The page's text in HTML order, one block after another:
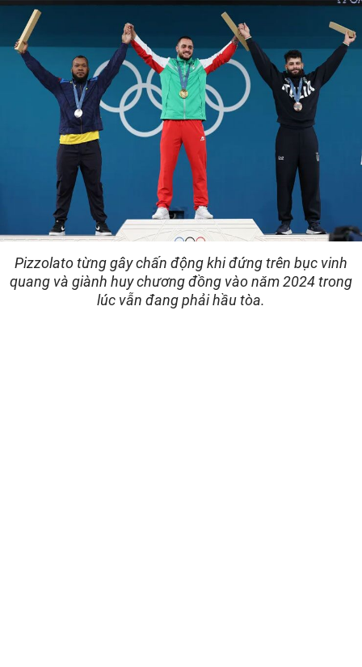
Pizzolato từng gây chấn động khi đứng trên bục vinh
quang và giành huy chương đồng vào năm 2024 trong
lúc vẫn đang phải hầu tòa.